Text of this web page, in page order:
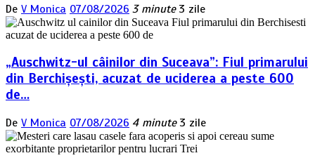
De V Monica 07/08/2026 3 minute 3 zile
„Auschwitz-ul câinilor din Suceava”: Fiul primarului
din Berchișești, acuzat de uciderea a peste 600
de…
De V Monica 07/08/2026 4 minute 3 zile